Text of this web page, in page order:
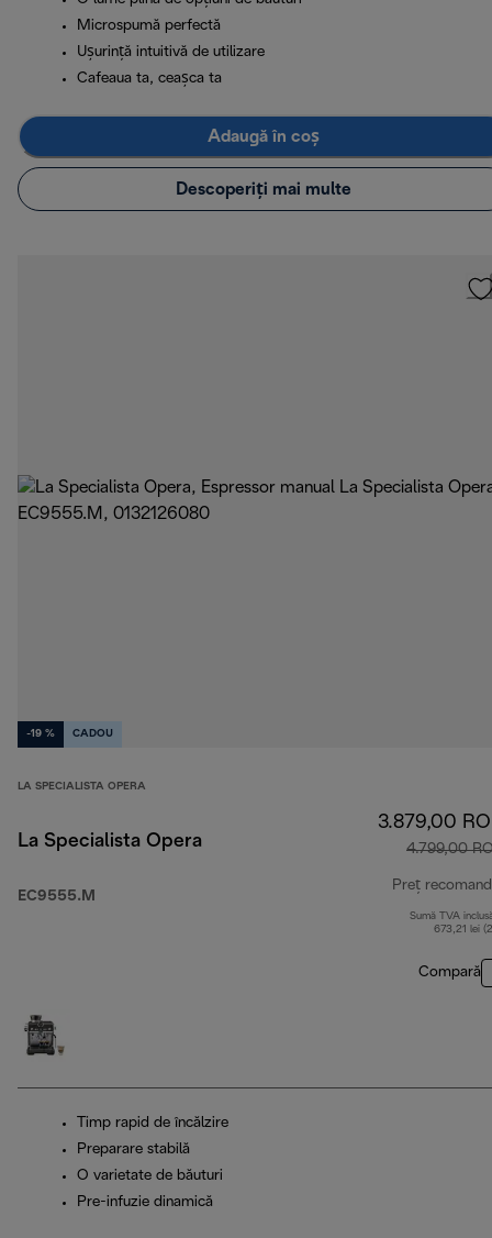
Microspumă perfectă
Ușurință intuitivă de utilizare
Cafeaua ta, ceașca ta
Adaugă în coș
Descoperiți mai multe
-19 % CADOU
LA SPECIALISTA OPERA
La Specialista Opera
EC9555.M
3.879,00
4.799,00
Preț
Sumă TVA
673,21 lei
Compară
Timp rapid de încălzire
Preparare stabilă
O varietate de băuturi
Pre-infuzie dinamică